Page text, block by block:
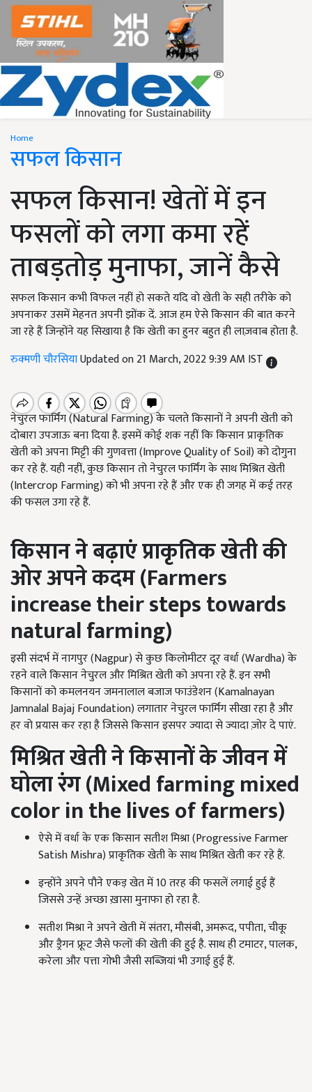
Home
सफल किसान
सफल किसान! खेतों में इन
फसलों को लगा कमा रहें
ताबड़तोड़ मुनाफा, जानें कैसे
सफल किसान कभी विफल नहीं हो सकते यदि वो खेती के सही तरीके को
अपनाकर उसमें मेहनत अपनी झोंक दें. आज हम ऐसे किसान की बात करने
जा रहे हैं जिन्होंने यह सिखाया है कि खेती का हुनर बहुत ही लाज़वाब होता है.
रुक्मणी चौरसियाUpdated on 21 March, 2022 9:39 AM IST
नेचुरल फार्मिंग (Natural Farming) के चलते किसानों ने अपनी खेती को
दोबारा उपजाऊ बना दिया है. इसमें कोई शक नहीं कि किसान प्राकृतिक
खेती को अपना मिट्टी की गुणवत्ता (Improve Quality of Soil) को दोगुना
कर रहे हैं. यही नहीं, कुछ किसान तो नेचुरल फार्मिंग के साथ मिश्रित खेती
(Intercrop Farming) को भी अपना रहे हैं और एक ही जगह में कई तरह
की फसल उगा रहे हैं.
किसान ने बढ़ाएं प्राकृतिक खेती की
ओर अपने कदम (Farmers
increase their steps towards
natural farming)
इसी संदर्भ में नागपुर (Nagpur) से कुछ किलोमीटर दूर वर्धा (Wardha) के
रहने वाले किसान नेचुरल और मिश्रित खेती को अपना रहे हैं. इन सभी
किसानों को कमलनयन जमनालाल बजाज फाउंडेशन (Kamalnayan
Jamnalal Bajaj Foundation) लगातार नेचुरल फार्मिंग सीखा रहा है और
हर वो प्रयास कर रहा है जिससे किसान इसपर ज्यादा से ज्यादा ज़ोर दे पाएं.
मिश्रित खेती ने किसानों के जीवन में
घोला रंग (Mixed farming mixed
color in the lives of farmers)
ऐसे में वर्धा के एक किसान सतीश मिश्रा (Progressive Farmer
Satish Mishra) प्राकृतिक खेती के साथ मिश्रित खेती कर रहे हैं.
इन्होंने अपने पौने एकड़ खेत में 10 तरह की फसलें लगाई हुई हैं
जिससे उन्हें अच्छा ख़ासा मुनाफा हो रहा है.
सतीश मिश्रा ने अपने खेती में संतरा, मौसंबी, अमरूद, पपीता, चीकू
और ड्रैगन फ्रूट जैसे फलों की खेती की हुई है. साथ ही टमाटर, पालक,
करेला और पत्ता गोभी जैसी सब्जियां भी उगाई हुई हैं.